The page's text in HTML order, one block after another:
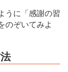
うに「感謝の習
のぞいてみよ